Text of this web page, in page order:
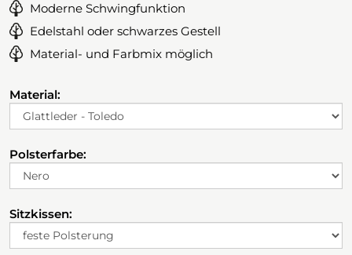
Moderne Schwingfunktion
Edelstahl oder schwarzes Gestell
Material- und Farbmix möglich
Material:
Polsterfarbe:
Sitzkissen: